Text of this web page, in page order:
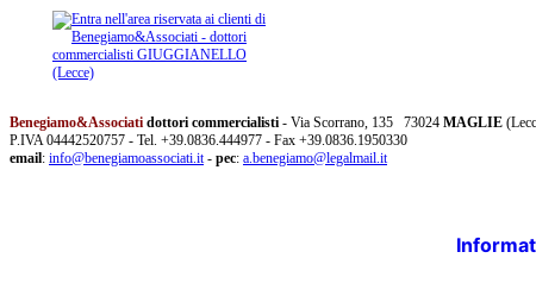
Benegiamo&Associati dottori commercialisti - Via Scorrano, 135 73024 MAGLIE
P.IVA 04442520757 - Tel. +39.0836.444977 - Fax +39.0836.1950330
email: info@benegiamoassociati.it- pec: a.benegiamo@legalmail.it